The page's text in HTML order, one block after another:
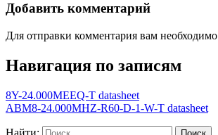
Добавить комментарий
Для отправки комментария вам необходимо
Навигация по записям
8Y-24.000MEEQ-T datasheet
ABM8-24.000MHZ-R60-D-1-W-T datasheet
Найти: